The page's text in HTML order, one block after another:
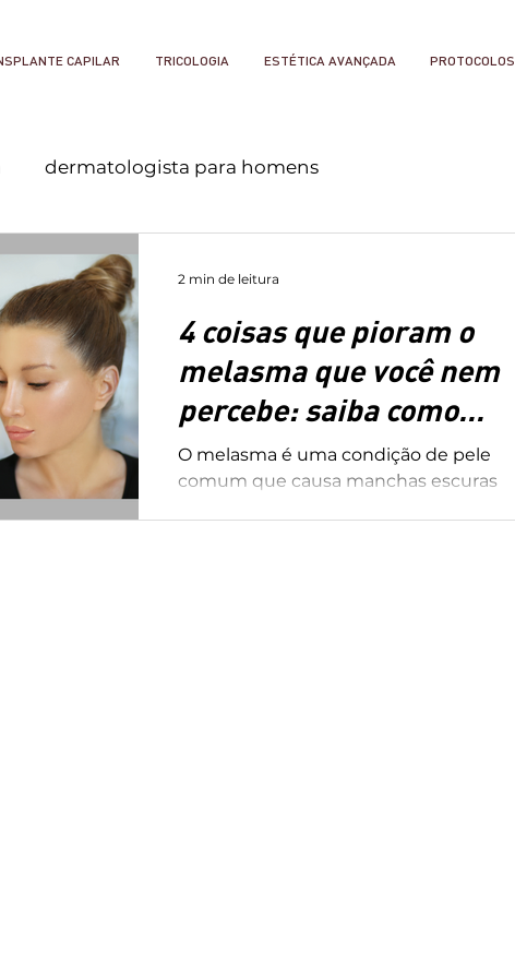
CAPILAR TRICOLOGIA ESTÉTICA AVANÇADA PROTOCOLOS
dermatologista para homens
friburgo
4 coisas que pioram o
melasma que você nem
percebe: saiba como
evitá-las
O melasma é uma condição de pele
comum que causa manchas escuras
2 min de leitura